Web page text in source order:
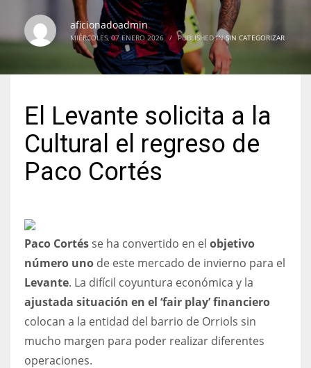
3
ATL
24
IND
aficionadoadmin
MIÉRCOLES, 07 ENERO 2026 / PUBLISHED INSIN CATEGORIZAR
El Levante solicita a la
Cultural el regreso de
Paco Cortés
Paco Cortés se ha convertido en el objetivo
número uno de este mercado de invierno para el
Levante. La difícil coyuntura económica y la
ajustada situación en el ‘fair play’ financiero
colocan a la entidad del barrio de Orriols sin
mucho margen para poder realizar diferentes
operaciones.